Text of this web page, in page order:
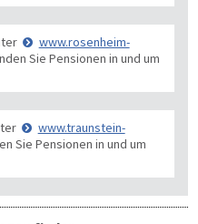
www.rosenheim-
Sie Pensionen in und um
www.traunstein-
Sie Pensionen in und um